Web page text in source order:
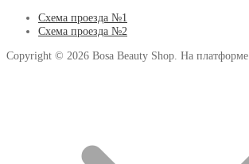
Схема проезда №1
Схема проезда №2
Copyright © 2026 Bosa Beauty Shop. На платформе